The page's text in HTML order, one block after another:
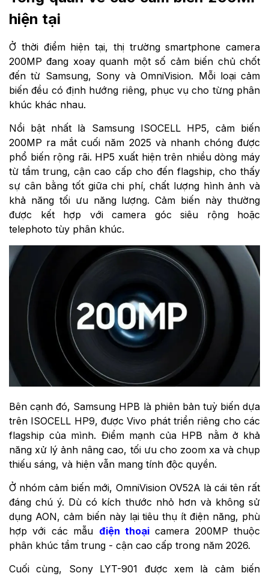
hiện tại
Ở thời điểm hiện tại, thị trường smartphone camera
200MP đang xoay quanh một số cảm biến chủ chốt
đến từ Samsung, Sony và OmniVision. Mỗi loại cảm
biến đều có định hướng riêng, phục vụ cho từng phân
khúc khác nhau.
Nổi bật nhất là Samsung ISOCELL HP5, cảm biến
200MP ra mắt cuối năm 2025 và nhanh chóng được
phổ biến rộng rãi. HP5 xuất hiện trên nhiều dòng máy
từ tầm trung, cận cao cấp cho đến flagship, cho thấy
sự cân bằng tốt giữa chi phí, chất lượng hình ảnh và
khả năng tối ưu năng lượng. Cảm biến này thường
được kết hợp với camera góc siêu rộng hoặc
telephoto tùy phân khúc.
Bên cạnh đó, Samsung HPB là phiên bản tuỳ biến dựa
trên ISOCELL HP9, được Vivo phát triển riêng cho các
flagship của mình. Điểm mạnh của HPB nằm ở khả
năng xử lý ảnh nâng cao, tối ưu cho zoom xa và chụp
thiếu sáng, và hiện vẫn mang tính độc quyền.
Ở nhóm cảm biến mới, OmniVision OV52A là cái tên rất
đáng chú ý. Dù có kích thước nhỏ hơn và không sử
dụng AON, cảm biến này lại tiêu thụ ít điện năng, phù
hợp với các mẫu điện thoạicamera 200MP thuộc
phân khúc tầm trung - cận cao cấp trong năm 2026.
Cuối cùng, Sony LYT-901 được xem là cảm biến